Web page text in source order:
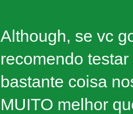
Although, se vc
recomendo
bastante coisa
MUITO melhor